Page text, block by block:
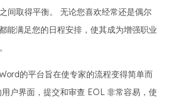
间取得平衡。 无论您喜欢经常还是偶尔
能满足您的日程安排，使其成为增强职业
的平台旨在使专家的流程变得简单而
户界面，提交和审查 EOL 非常容易，使